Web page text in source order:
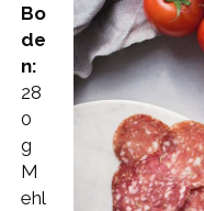
Bo
de
n:
28
0
g
M
ehl